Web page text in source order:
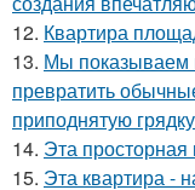
12. Квартира
13. Мы показываем
превратить
приподнятую
14. Эта
15. Эта квартира -